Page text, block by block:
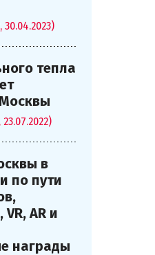
30.04.2023)
тепла
23.07.2022)
в
по пути
AR и
награды